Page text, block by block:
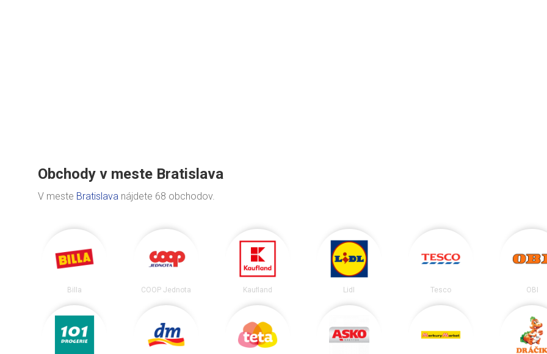
Obchody v meste Bratislava
V meste Bratislava nájdete 68 obchodov.
Billa COOP Jednota Kaufland Lidl Tesco OBI